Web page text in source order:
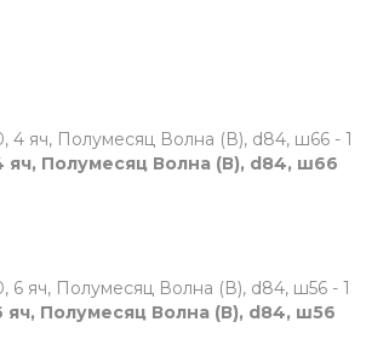
яч, Полумесяц Волна (В), d84, ш66
яч, Полумесяц Волна (В), d84, ш56